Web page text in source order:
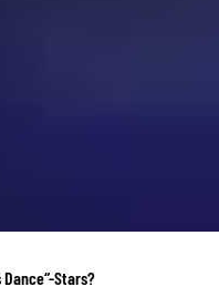
Stars?